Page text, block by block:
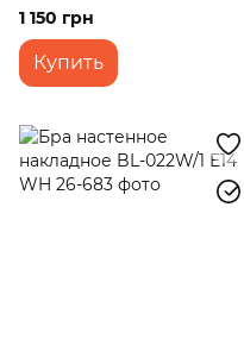
классическое BL-086W/1
1 150 грн
Купить